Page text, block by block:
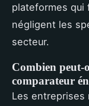
plateformes qui
négligent les
secteur.
Combien peut-
comparateur
Les entreprises